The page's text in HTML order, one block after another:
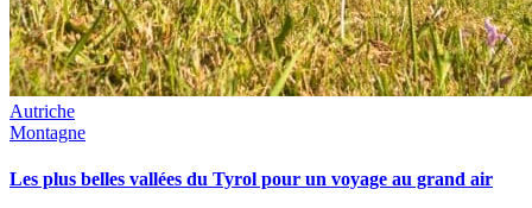
Autriche
Montagne
Les plus belles vallées du Tyrol pour un voyage au grand air